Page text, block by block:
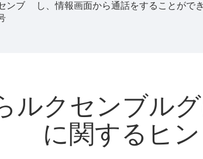
ンブ
し、情報画面から通話をすることができ
ルクセンブル
に関するヒン